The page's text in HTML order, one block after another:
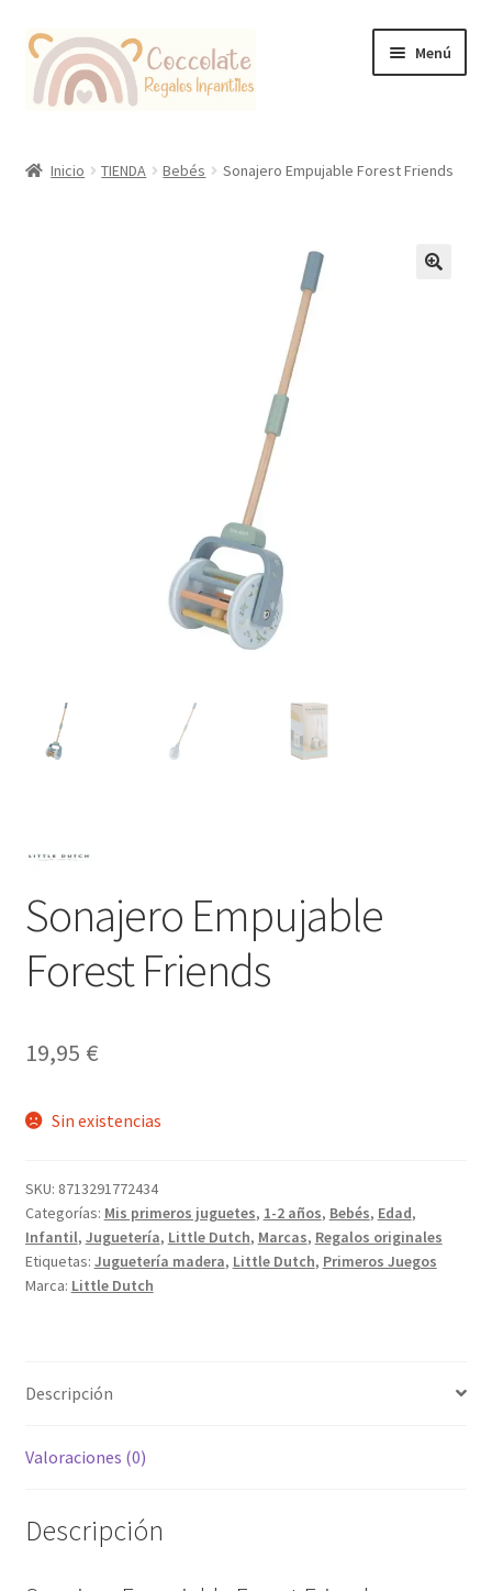
Ir
la
Ir
contenido
Menú
Inicio TIENDA Bebés Sonajero Empujable Forest Friends
Sonajero Empujable
Forest Friends
19,95 €
Sin existencias
SKU: 8713291772434
Categorías: Mis primeros juguetes, 1-2 años, Bebés, Edad,
Infantil, Juguetería, Little Dutch, Marcas, Regalos originales
Etiquetas: Juguetería madera, Little Dutch, Primeros Juegos
Marca: Little Dutch
Descripción
Valoraciones (0)
Descripción